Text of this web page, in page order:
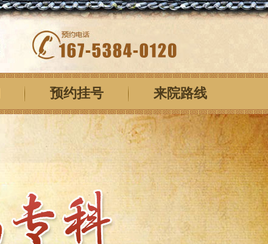
预约挂号 来院路线